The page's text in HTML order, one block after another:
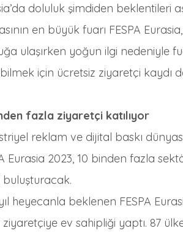
doluluk şimdiden beklentileri
en büyük fuarı FESPA
ulaşırken yoğun ilgi nedeniyle
için ücretsiz ziyaretçi kaydı
fazla ziyaretçi katılıyor
reklam ve dijital baskı
Eurasia 2023, 10 binden fazla
buluşturacak.
heyecanla beklenen FESPA
ziyaretçiye ev sahipliği yaptı. 87